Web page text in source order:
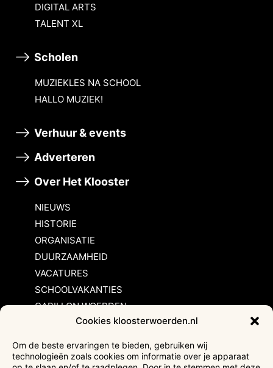
Cookies kloosterwoerden.nl
Om de beste ervaringen te bieden, gebruiken wij
technologieën zoals cookies om informatie over je apparaat
DIGITAL ARTS
TALENT XL
Scholen
MUZIEKLES NA SCHOOL
HALLO MUZIEK!
Verhuur & events
Adverteren
Over Het Klooster
NIEUWS
HISTORIE
ORGANISATIE
DUURZAAMHEID
VACATURES
SCHOOLVAKANTIES
CARILLON WOERDEN
Inschrijvingsvoorwaarden
Bezoekersvoorwaarden